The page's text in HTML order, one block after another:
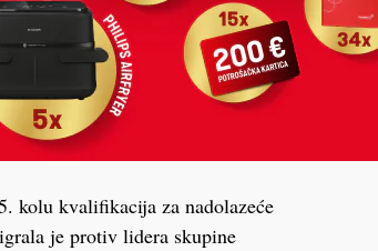
kolu kvalifikacija za nadolazeće
je protiv lidera skupine